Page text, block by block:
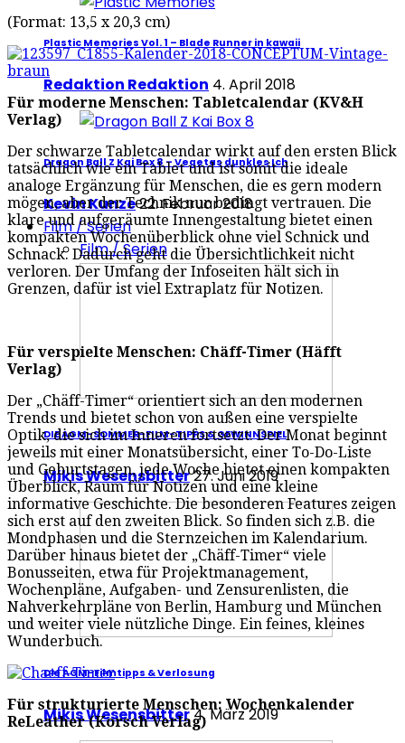
Plastic Memories Vol. 1 – Blade Runner in kawaii
Redaktion Redaktion 4. April 2018
Dragon Ball Z Kai Box 8 – Vegetas dunkles Ich
Kevin Kunze22. Februar 2018
Film / Serien
Film / Serien
DIE AGM-SOMMER-FILM-TIPPS & GEWINNSPIEL
Mikis Wesensbitter27. Juni 2019
Die AGM-Filmtipps & Verlosung
Mikis Wesensbitter4. März 2019
(Format: 13,5 x 20,3 cm)
Für moderne Menschen: Tabletcalendar (KV&H
Verlag)
Der schwarze Tabletcalendar wirkt auf den ersten Blick
tatsächlich wie ein Tablet und ist somit die ideale
analoge Ergänzung für Menschen, die es gern modern
mögen, aber der Technik nur bedingt vertrauen. Die
klare und aufgeräumte Innengestaltung bietet einen
kompakten Wochenüberblick ohne viel Schnick und
Schnack. Dadurch geht die Übersichtlichkeit nicht
verloren. Der Umfang der Infoseiten hält sich in
Grenzen, dafür ist viel Extraplatz für Notizen.
Für verspielte Menschen: Chäff-Timer (Häfft
Verlag)
Der „Chäff-Timer“ orientiert sich an den modernen
Trends und bietet schon von außen eine verspielte
Optik, die sich im Inneren fortsetzt. Der Monat beginnt
jeweils mit einer Monatsübersicht, einer To-Do-Liste
und Geburtstagen, jede Woche bietet einen kompakten
Überblick, Raum für Notizen und eine kleine
informative Geschichte. Die besonderen Features zeigen
sich erst auf den zweiten Blick. So finden sich z.B. die
Mondphasen und die Sternzeichen im Kalendarium.
Darüber hinaus bietet der „Chäff-Timer“ viele
Bonusseiten, etwa für Projektmanagement,
Wochenpläne, Aufgaben- und Zensurenlisten, die
Nahverkehrpläne von Berlin, Hamburg und München
und weiter viele nützliche Dinge. Ein feines, kleines
Wunderbuch.
Für strukturierte Menschen: Wochenkalender
ReLeather (Korsch Verlag)